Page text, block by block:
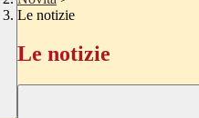
Le notizie
Le notizie